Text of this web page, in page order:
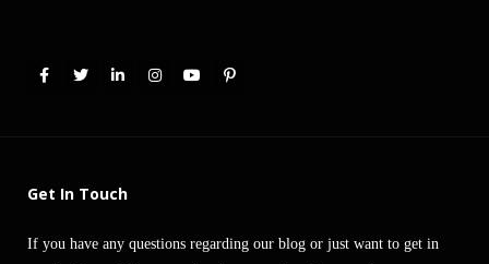
Get In Touch
If you have any questions regarding our blog or just want to get in